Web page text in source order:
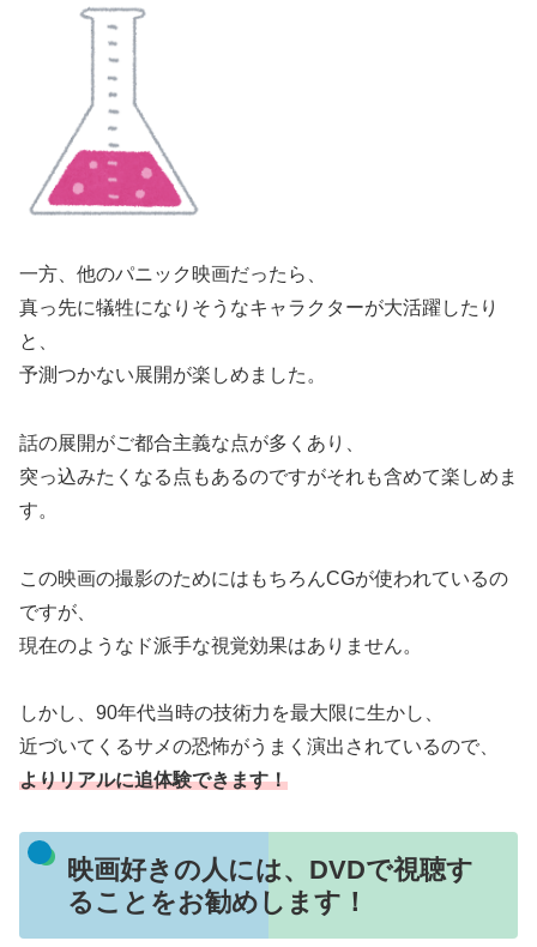
一方、他のパニック映画だったら、
真っ先に犠牲になりそうなキャラクターが大活躍したり
と、
予測つかない展開が楽しめました。
話の展開がご都合主義な点が多くあり、
突っ込みたくなる点もあるのですがそれも含めて楽しめま
す。
この映画の撮影のためにはもちろんCGが使われているの
ですが、
現在のようなド派手な視覚効果はありません。
しかし、90年代当時の技術力を最大限に生かし、
近づいてくるサメの恐怖がうまく演出されているので、
よりリアルに追体験できます！
映画好きの人には、DVDで視聴す
ることをお勧めします！